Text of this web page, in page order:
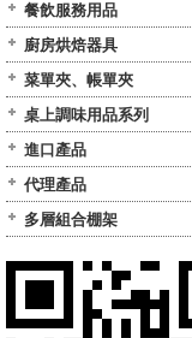
餐飲服務用品
廚房烘焙器具
菜單夾、帳單夾
桌上調味用品系列
進口產品
代理產品
多層組合棚架